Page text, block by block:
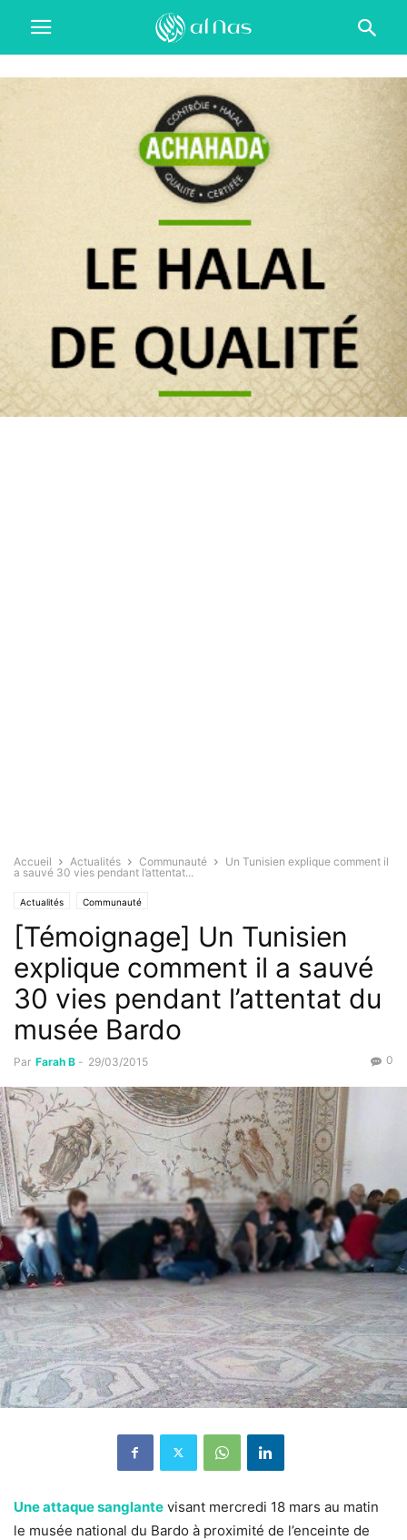
Accueil Actualités Communauté
Un Tunisien explique comment il
a sauvé 30 vies pendant l’attentat...
Actualités Communauté
[Témoignage] Un Tunisien
explique comment il a sauvé
30 vies pendant l’attentat du
musée Bardo
Par Farah B - 29/03/2015 0
Une attaque sanglante visant mercredi 18 mars au matin
le musée national du Bardo à proximité de l’enceinte de